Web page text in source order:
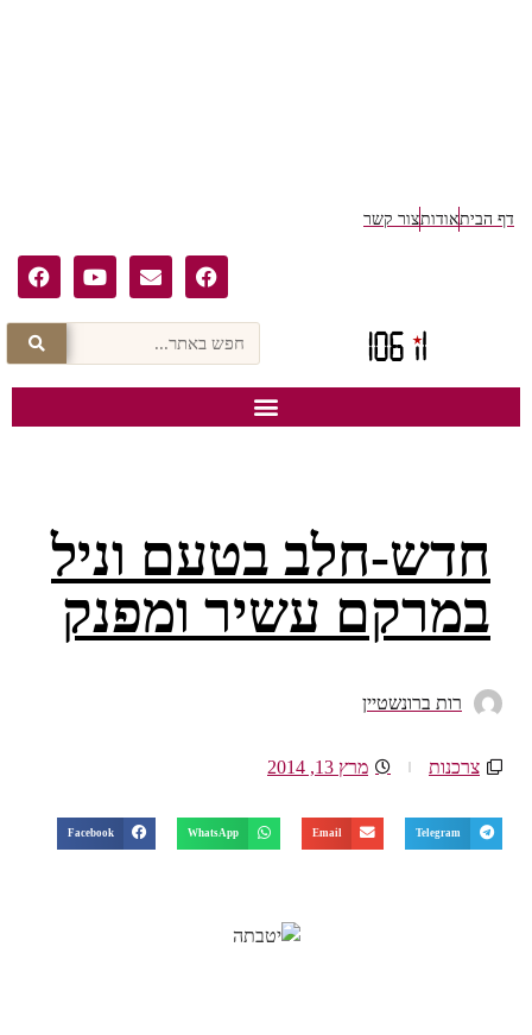
דף הביתאודותצור קשר
חדש-חלב בטעם וניל
במרקם עשיר ומפנק
רות ברונשטיין
צרכנות מרץ 13, 2014
Telegram
Email
WhatsApp
Facebook